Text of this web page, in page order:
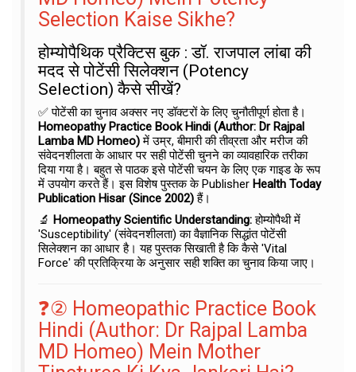
Selection Kaise Sikhe?
होम्योपैथिक प्रैक्टिस बुक : डॉ. राजपाल लांबा की
मदद से पोटेंसी सिलेक्शन (Potency
Selection) कैसे सीखें?
✅ पोटेंसी का चुनाव अक्सर नए डॉक्टरों के लिए चुनौतीपूर्ण होता है।
Homeopathy Practice Book Hindi (Author: Dr Rajpal
Lamba MD Homeo)में उम्र, बीमारी की तीव्रता और मरीज की
संवेदनशीलता के आधार पर सही पोटेंसी चुनने का व्यावहारिक तरीका
दिया गया है। बहुत से पाठक इसे पोटेंसी चयन के लिए एक गाइड के रूप
में उपयोग करते हैं। इस विशेष पुस्तक के Publisher Health Today
Publication Hisar (Since 2002)हैं।
🔬 Homeopathy Scientific Understanding:होम्योपैथी में
'Susceptibility' (संवेदनशीलता) का वैज्ञानिक सिद्धांत पोटेंसी
सिलेक्शन का आधार है। यह पुस्तक सिखाती है कि कैसे 'Vital
Force' की प्रतिक्रिया के अनुसार सही शक्ति का चुनाव किया जाए।
❓② Homeopathic Practice Book
Hindi (Author: Dr Rajpal Lamba
MD Homeo) Mein Mother